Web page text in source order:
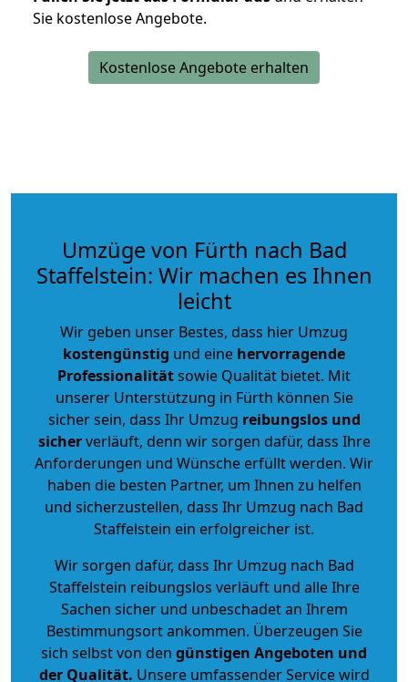
Sie kostenlose Angebote.
Kostenlose Angebote erhalten
Umzüge von Fürth nach Bad
Staffelstein: Wir machen es Ihnen
leicht
Wir geben unser Bestes, dass hier Umzug
kostengünstig und eine hervorragende
Professionalitätsowie Qualität bietet. Mit
unserer Unterstützung in Fürth können Sie
sicher sein, dass Ihr Umzug reibungslos und
sicherverläuft, denn wir sorgen dafür, dass Ihre
Anforderungen und Wünsche erfüllt werden. Wir
haben die besten Partner, um Ihnen zu helfen
und sicherzustellen, dass Ihr Umzug nach Bad
Staffelstein ein erfolgreicher ist.
Wir sorgen dafür, dass Ihr Umzug nach Bad
Staffelstein reibungslos verläuft und alle Ihre
Sachen sicher und unbeschadet an Ihrem
Bestimmungsort ankommen. Überzeugen Sie
sich selbst von den günstigen Angeboten und
der Qualität. Unsere umfassender Service wird